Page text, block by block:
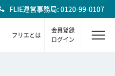
FLIE運営事務局: 0120-99-0107
フリエとは
会員登録
ログイン